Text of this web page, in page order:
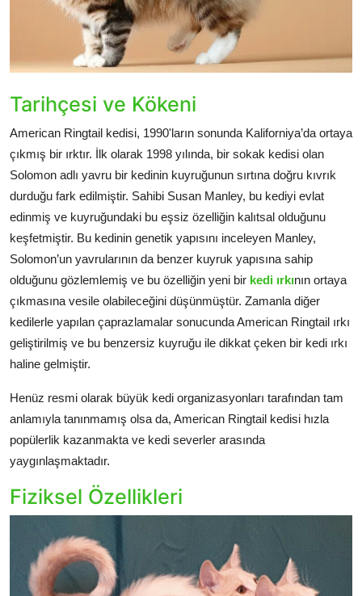
Tarihçesi ve Kökeni
American Ringtail kedisi, 1990'ların sonunda Kaliforniya’da ortaya
çıkmış bir ırktır. İlk olarak 1998 yılında, bir sokak kedisi olan
Solomon adlı yavru bir kedinin kuyruğunun sırtına doğru kıvrık
durduğu fark edilmiştir. Sahibi Susan Manley, bu kediyi evlat
edinmiş ve kuyruğundaki bu eşsiz özelliğin kalıtsal olduğunu
keşfetmiştir. Bu kedinin genetik yapısını inceleyen Manley,
Solomon’un yavrularının da benzer kuyruk yapısına sahip
olduğunu gözlemlemiş ve bu özelliğin yeni bir kedi ırkının ortaya
çıkmasına vesile olabileceğini düşünmüştür. Zamanla diğer
kedilerle yapılan çaprazlamalar sonucunda American Ringtail ırkı
geliştirilmiş ve bu benzersiz kuyruğu ile dikkat çeken bir kedi ırkı
haline gelmiştir.
Henüz resmi olarak büyük kedi organizasyonları tarafından tam
anlamıyla tanınmamış olsa da, American Ringtail kedisi hızla
popülerlik kazanmakta ve kedi severler arasında
yaygınlaşmaktadır.
Fiziksel Özellikleri